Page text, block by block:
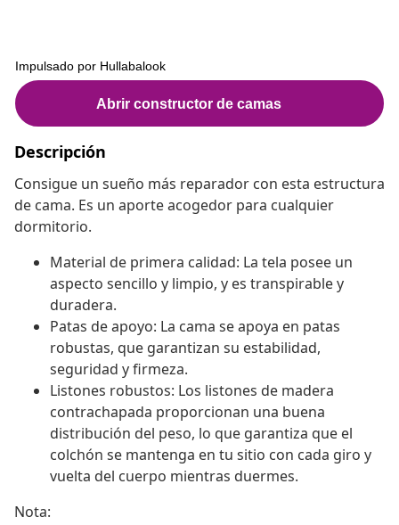
Descripción
Consigue un sueño más reparador con esta estructura
de cama. Es un aporte acogedor para cualquier
dormitorio.
Material de primera calidad: La tela posee un
aspecto sencillo y limpio, y es transpirable y
duradera.
Patas de apoyo: La cama se apoya en patas
robustas, que garantizan su estabilidad,
seguridad y firmeza.
Listones robustos: Los listones de madera
contrachapada proporcionan una buena
distribución del peso, lo que garantiza que el
colchón se mantenga en tu sitio con cada giro y
vuelta del cuerpo mientras duermes.
Nota: